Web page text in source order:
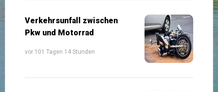
Verkehrsunfall zwischen
Pkw und Motorrad
vor 101 Tagen 14 Stunden